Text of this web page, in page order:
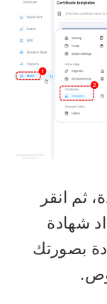
انقر
بصورتك